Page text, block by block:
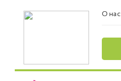
О нас